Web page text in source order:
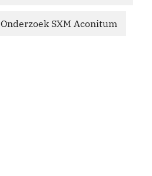
Onderzoek SXM Aconitum